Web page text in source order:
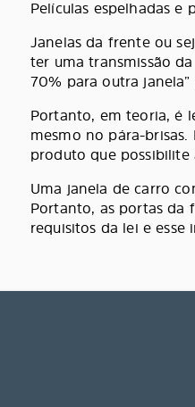
Películas espelhadas
Janelas da frente ou
ter uma transmissão
70% para outra janela”
Portanto, em teoria, é
mesmo no pára-
produto que possibilite
Uma janela de carro
Portanto, as portas da
requisitos da lei e